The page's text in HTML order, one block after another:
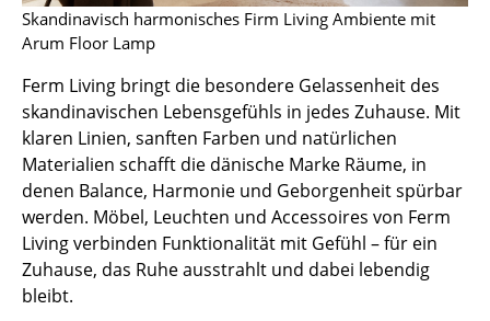
Decken
Kissen
Teppiche
Vorhänge
... alle Accessoires
Räume
Zuhause
Skandinavisch harmonisches Firm Living Ambiente mit
Arum Floor Lamp
Ferm Living bringt die besondere Gelassenheit des
skandinavischen Lebensgefühls in jedes Zuhause. Mit
klaren Linien, sanften Farben und natürlichen
Materialien schafft die dänische Marke Räume, in
denen Balance, Harmonie und Geborgenheit spürbar
werden. Möbel, Leuchten und Accessoires von Ferm
Living verbinden Funktionalität mit Gefühl – für ein
Zuhause, das Ruhe ausstrahlt und dabei lebendig
bleibt.